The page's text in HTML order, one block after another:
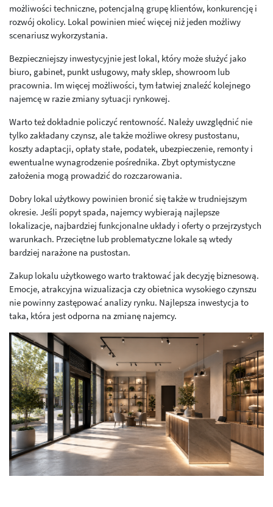
możliwości techniczne, potencjalną grupę klientów, konkurencję i
rozwój okolicy. Lokal powinien mieć więcej niż jeden możliwy
scenariusz wykorzystania.
Bezpieczniejszy inwestycyjnie jest lokal, który może służyć jako
biuro, gabinet, punkt usługowy, mały sklep, showroom lub
pracownia. Im więcej możliwości, tym łatwiej znaleźć kolejnego
najemcę w razie zmiany sytuacji rynkowej.
Warto też dokładnie policzyć rentowność. Należy uwzględnić nie
tylko zakładany czynsz, ale także możliwe okresy pustostanu,
koszty adaptacji, opłaty stałe, podatek, ubezpieczenie, remonty i
ewentualne wynagrodzenie pośrednika. Zbyt optymistyczne
założenia mogą prowadzić do rozczarowania.
Dobry lokal użytkowy powinien bronić się także w trudniejszym
okresie. Jeśli popyt spada, najemcy wybierają najlepsze
lokalizacje, najbardziej funkcjonalne układy i oferty o przejrzystych
warunkach. Przeciętne lub problematyczne lokale są wtedy
bardziej narażone na pustostan.
Zakup lokalu użytkowego warto traktować jak decyzję biznesową.
Emocje, atrakcyjna wizualizacja czy obietnica wysokiego czynszu
nie powinny zastępować analizy rynku. Najlepsza inwestycja to
taka, która jest odporna na zmianę najemcy.